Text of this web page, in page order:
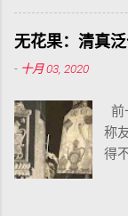
无花果：清真
- 十月 03, 2020
前
称
得
百